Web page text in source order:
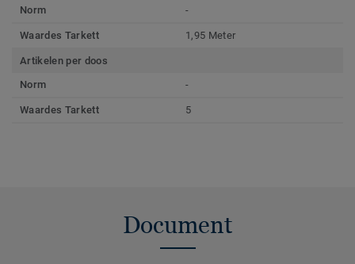
Norm
-
Waardes Tarkett 1,95 Meter
Artikelen per doos
Norm
-
Waardes Tarkett 5
Document